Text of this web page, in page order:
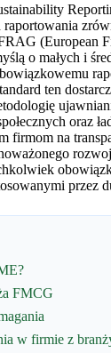
(European
o małych i
ten
oraz
firmom na
przez
FMCG
w firmie z